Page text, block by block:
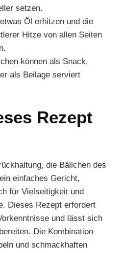
setzen.
Öl erhitzen und die
Hitze von allen Seiten
können als Snack,
als Beilage serviert
Rezept
die Bällchen des
einfaches Gericht,
für Vielseitigkeit und
Dieses Rezept erfordert
und lässt sich
Die Kombination
und schmackhaften